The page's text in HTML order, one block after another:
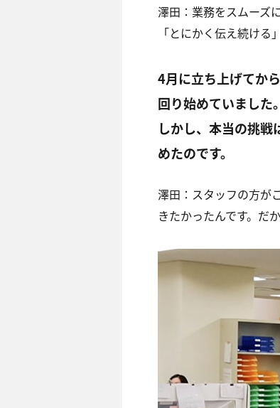
澤田： 業務をスムーズ
「とにかく伝え続ける
4月に立ち上げてか
回り始めていました。
しかし、本当の挑戦
めたのです。
澤田： スタッフの方が
きたかったんです。だ